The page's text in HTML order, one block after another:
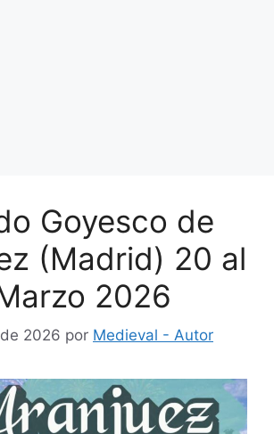
Goyesco de
(Madrid) 20 al
2026
2026 por Medieval - Autor